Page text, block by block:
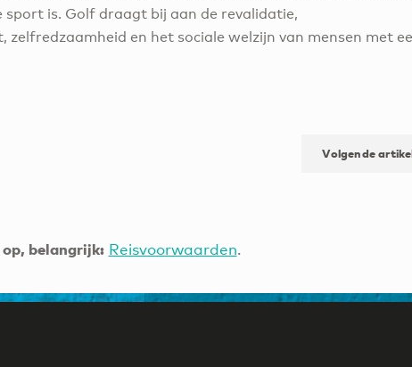
is. Golf draagt bij aan de revalidatie,
en het sociale welzijn van mensen met
Volgende
belangrijk: Reisvoorwaarden.